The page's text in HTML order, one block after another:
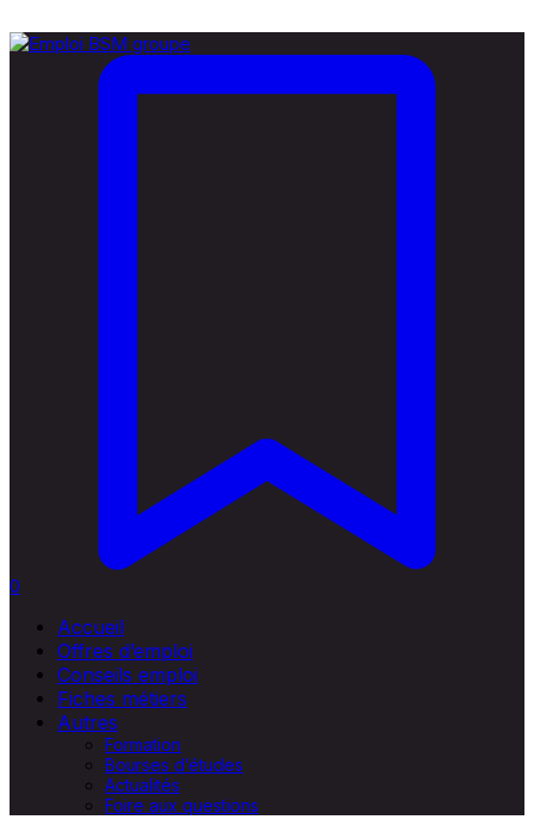
0
Accueil
Offres d’emploi
Conseils emploi
Fiches métiers
Autres
Formation
Bourses d’études
Actualités
Foire aux questions